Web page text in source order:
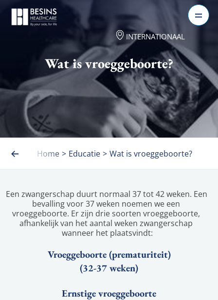
INTERNATIONAAL
Wat is vroeggeboorte?
Home > Educatie > Wat is vroeggeboorte?
Een zwangerschap duurt normaal 37 tot 42 weken. Een
bevalling voor 37 weken noemen we een
vroeggeboorte. Er zijn drie soorten vroeggeboorte,
afhankelijk van het aantal weken zwangerschap
wanneer het plaatsvindt:
Vroeggeboorte (prematuriteit)
(32-37 weken)
Ernstige vroeggeboorte